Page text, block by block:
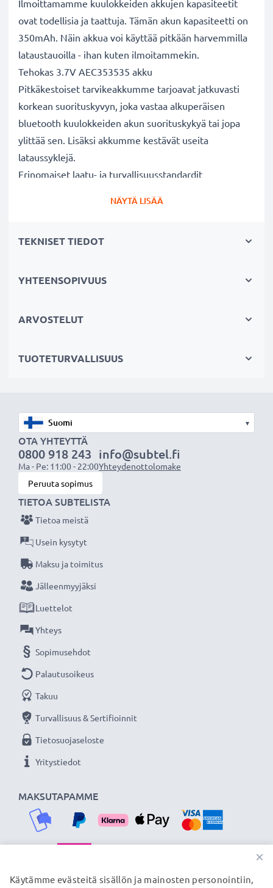
Ilmoittamamme kuulokkeiden akkujen kapasiteetit
ovat todellisia ja taattuja. Tämän akun kapasiteetti on
350mAh. Näin akkua voi käyttää pitkään harvemmilla
lataustauoilla - ihan kuten ilmoitammekin.
Tehokas 3.7V AEC353535 akku
Pitkäkestoiset tarvikeakkumme tarjoavat jatkuvasti
korkean suorituskyvyn, joka vastaa alkuperäisen
bluetooth kuulokkeiden akun suorituskykyä tai jopa
ylittää sen. Lisäksi akkumme kestävät useita
lataussyklejä.
Erinomaiset laatu- ja turvallisuusstandardit
siksi akuillamme on 3 vuoden takuu.
Jos laitteesi akku on heikko, vaihda akku, älä laitettasi.
Valitse CELLONIC®, etkä tingi laadusta. Tilaa nyt!
NÄYTÄ LISÄÄ
TEKNISET TIEDOT
YHTEENSOPIVUUS
ARVOSTELUT
TUOTETURVALLISUUS
▾
OTA YHTEYTTÄ
0800 918 243
Ma - Pe: 11:00 - 22:00
info@subtel.fi
Yhteydenottolomake
Peruuta sopimus
MAKSUTAPAMME
TIETOA SUBTELISTA
Tietoa meistä
Usein kysytyt
Maksu ja toimitus
Jälleenmyyjäksi
Luettelot
Yhteys
Sopimusehdot
Palautusoikeus
Takuu
Turvallisuus & Sertifioinnit
Tietosuojaseloste
Yritystiedot
TOIMITUSKUMPPANIMME
×
Käytämme evästeitä sisällön ja mainosten personointiin,